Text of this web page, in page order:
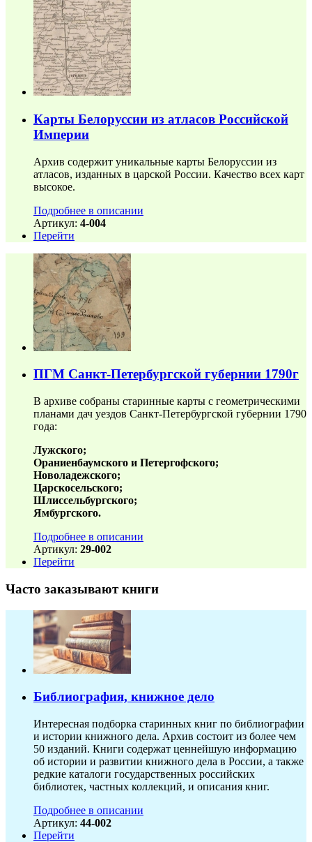
Карты Белоруссии из атласов Российской
Империи
Архив содержит уникальные карты Белоруссии из
атласов, изданных в царской России. Качество всех карт
высокое.
Подробнее в описании
Артикул: 4-004
Перейти
ПГМ Санкт-Петербургской губернии 1790г
В архиве собраны старинные карты с геометрическими
планами дач уездов Санкт-Петербургской губернии 1790
года:
Лужского;
Ораниенбаумского и Петергофского;
Новоладежского;
Царскосельского;
Шлиссельбургского;
Ямбургского.
Подробнее в описании
Артикул: 29-002
Перейти
Часто заказывают книги
Библиография, книжное дело
Интересная подборка старинных книг по библиографии
и истории книжного дела. Архив состоит из более чем
50 изданий. Книги содержат ценнейшую информацию
об истории и развитии книжного дела в России, а также
редкие каталоги государственных российских
библиотек, частных коллекций, и описания книг.
Подробнее в описании
Артикул: 44-002
Перейти